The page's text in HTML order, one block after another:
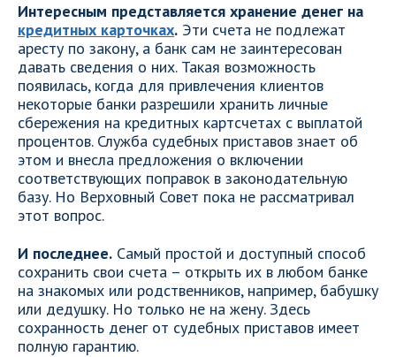
Интересным представляется хранение денег на
кредитных карточках. Эти счета не подлежат
аресту по закону, а банк сам не заинтересован
давать сведения о них. Такая возможность
появилась, когда для привлечения клиентов
некоторые банки разрешили хранить личные
сбережения на кредитных картсчетах с выплатой
процентов. Служба судебных приставов знает об
этом и внесла предложения о включении
соответствующих поправок в законодательную
базу. Но Верховный Совет пока не рассматривал
этот вопрос.
И последнее. Самый простой и доступный способ
сохранить свои счета – открыть их в любом банке
на знакомых или родственников, например, бабушку
или дедушку. Но только не на жену. Здесь
сохранность денег от судебных приставов имеет
полную гарантию.